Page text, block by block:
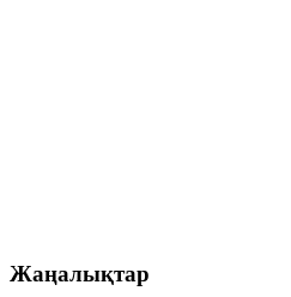
Жаңалықтар